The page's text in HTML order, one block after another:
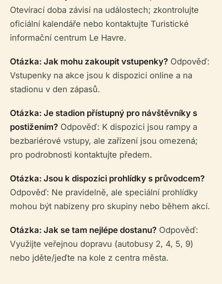
Otevírací doba závisí na událostech; zkontrolujte
oficiální kalendáře nebo kontaktujte Turistické
informační centrum Le Havre.
Otázka: Jak mohu zakoupit vstupenky? Odpověď:
Vstupenky na akce jsou k dispozici online a na
stadionu v den zápasů.
Otázka: Je stadion přístupný pro návštěvníky s
postižením? Odpověď: K dispozici jsou rampy a
bezbariérové vstupy, ale zařízení jsou omezená;
pro podrobnosti kontaktujte předem.
Otázka: Jsou k dispozici prohlídky s průvodcem?
Odpověď: Ne pravidelně, ale speciální prohlídky
mohou být nabízeny pro skupiny nebo během akcí.
Otázka: Jak se tam nejlépe dostanu? Odpověď:
Využijte veřejnou dopravu (autobusy 2, 4, 5, 9)
nebo jděte/jeďte na kole z centra města.